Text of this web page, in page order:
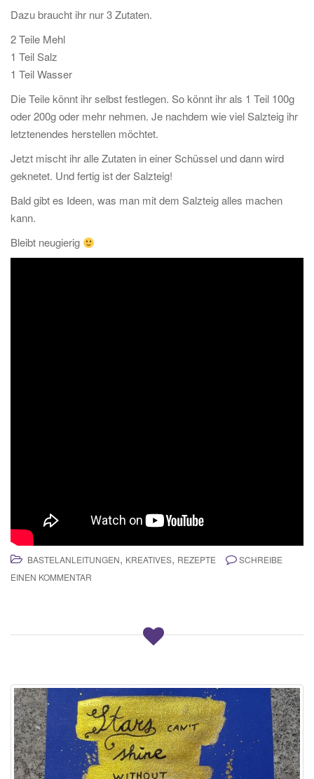
Dazu braucht ihr nur 3 Zutaten.
2 Teile Mehl
1 Teil Salz
1 Teil Wasser
Die Teile könnt ihr selbst festlegen. So könnt ihr als 1 Teil 100g
oder 200g oder mehr nehmen. Je nachdem wie viel Salzteig ihr
letztenendes herstellen möchtet.
Jetzt mischt ihr alle Zutaten in einer Schüssel und dann wird
geknetet. Und fertig ist der Salzteig!
Bald gibt es Ideen, was man mit dem Salzteig alles machen
kann.
Bleibt neugierig
BASTELANLEITUNGEN, KREATIVES, REZEPTE
SCHREIBE
EINEN KOMMENTAR